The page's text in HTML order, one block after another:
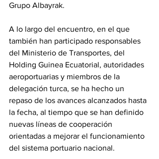
Grupo Albayrak.
A lo largo del encuentro, en el que
también han participado responsables
del Ministerio de Transportes, del
Holding Guinea Ecuatorial, autoridades
aeroportuarias y miembros de la
delegación turca, se ha hecho un
repaso de los avances alcanzados hasta
la fecha, al tiempo que se han definido
nuevas líneas de cooperación
orientadas a mejorar el funcionamiento
del sistema portuario nacional.